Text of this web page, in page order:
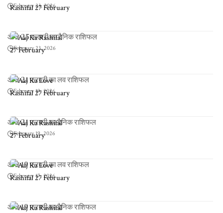
February 23, 2026
आज 25 फरवरी का दैनिक राशिफल
February 23, 2026
आज 21 फरवरी का लव राशिफल
February 19, 2026
आज 21 फरवरी का दैनिक राशिफल
February 19, 2026
आज 19 फरवरी का लव राशिफल
February 17, 2026
आज 19 फरवरी का दैनिक राशिफल